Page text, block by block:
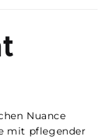
Nuance
mit pflegender